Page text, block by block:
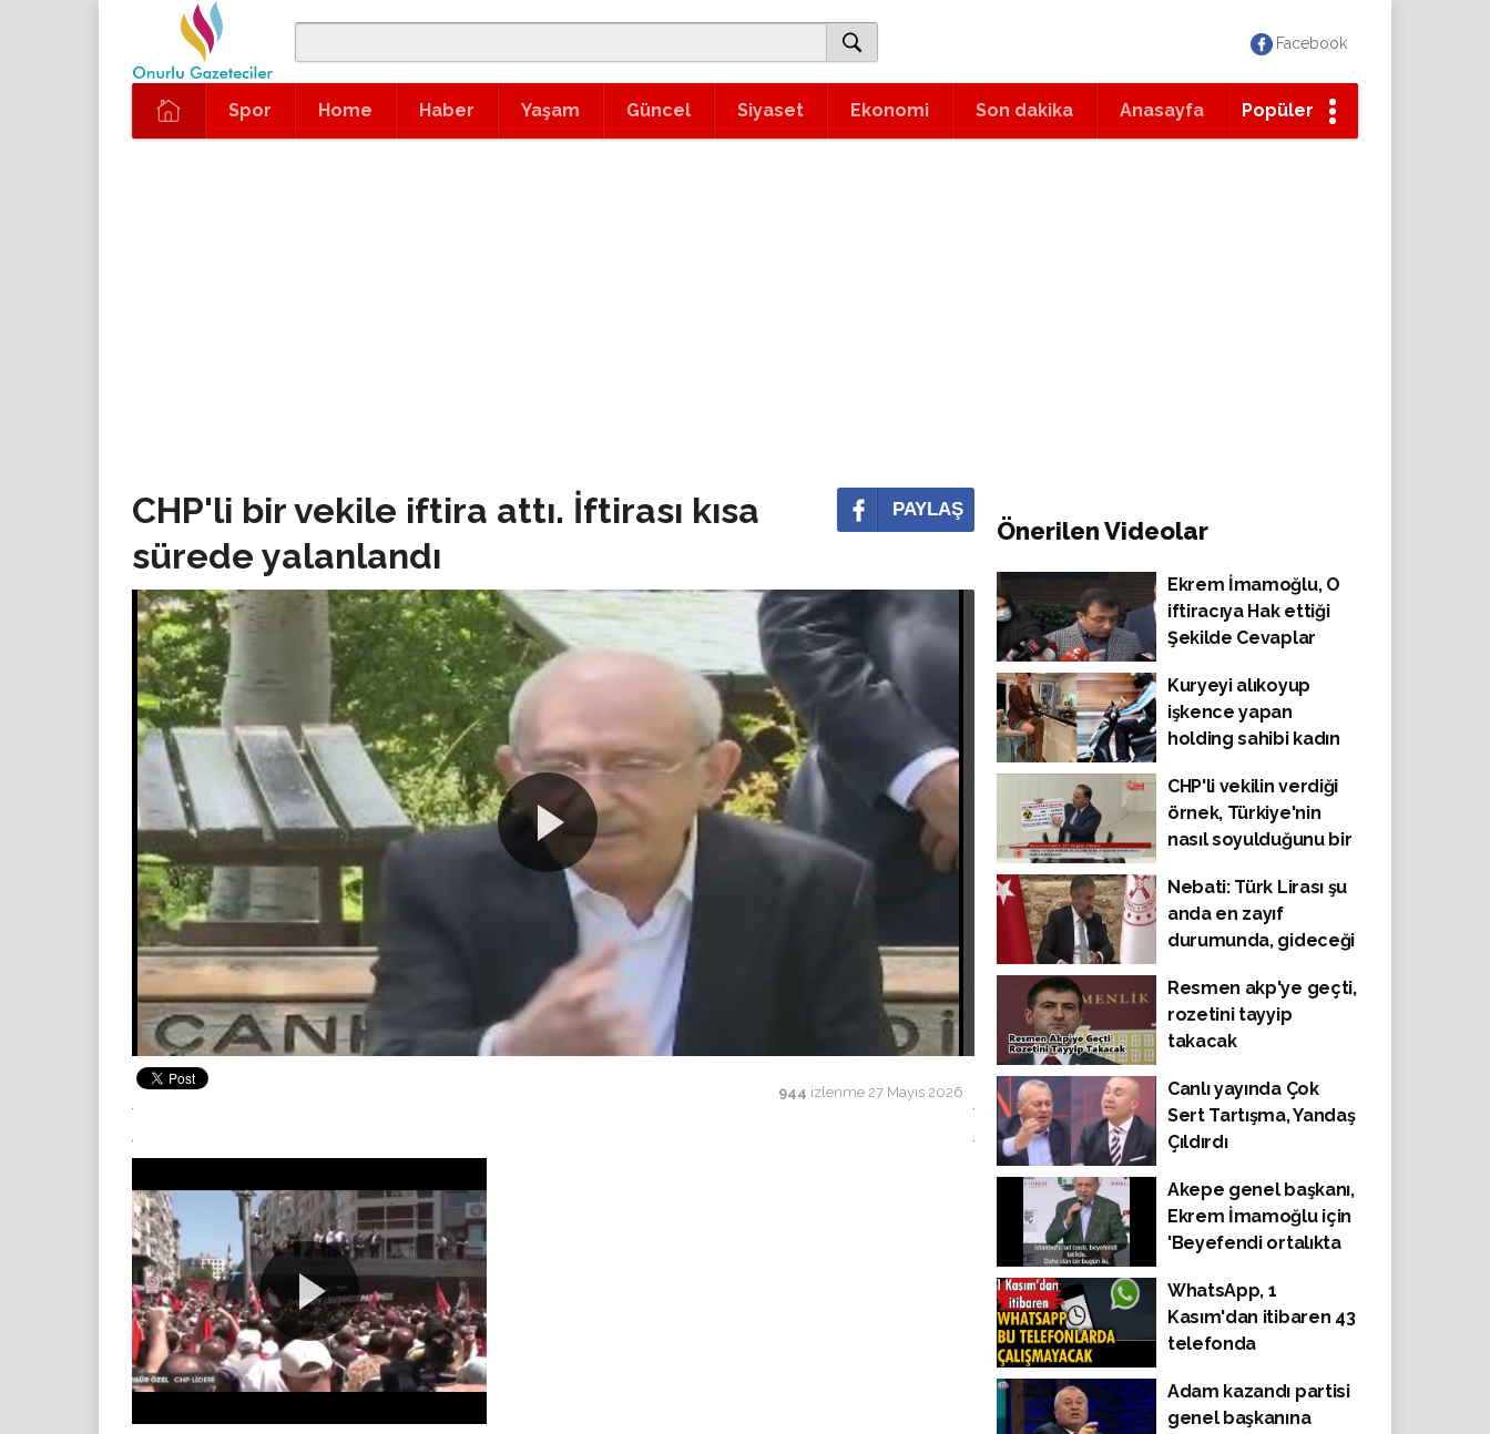
Facebook
Spor Home Haber Yaşam Güncel Siyaset Ekonomi Son dakika Anasayfa Popüler
PAYLAŞ
CHP'li bir vekile iftira attı. İftirası kısa
sürede yalanlandı
944 izlenme 27 Mayıs 2026
Önerilen Videolar
Ekrem İmamoğlu, O
iftiracıya Hak ettiği
Şekilde Cevaplar
Kuryeyi alıkoyup
işkence yapan
holding sahibi kadın
ceza belli oldu
CHP'li vekilin verdiği
örnek, Türkiye'nin
nasıl soyulduğunu bir
koydu
Nebati: Türk Lirası şu
anda en zayıf
durumunda, gideceği
Resmen akp'ye geçti,
rozetini tayyip
takacak
Canlı yayında Çok
Sert Tartışma, Yandaş
Çıldırdı
Akepe genel başkanı,
Ekrem İmamoğlu için
'Beyefendi ortalıkta
yapmadım' demişti
WhatsApp, 1
Kasım'dan itibaren 43
telefonda
Adam kazandı partisi
genel başkanına